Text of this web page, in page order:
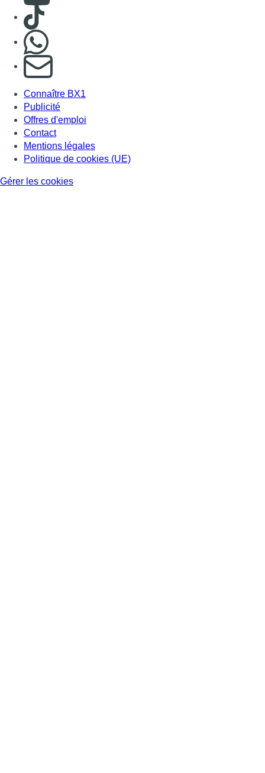
Consulter TikTok
S'abonner à notre newsletter
Connaître BX1
Publicité
Offres d'emploi
Contact
Mentions légales
Politique de cookies (UE)
Gérer les cookies